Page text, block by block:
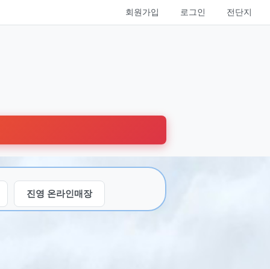
회원가입 로그인 전단지
진영 온라인매장